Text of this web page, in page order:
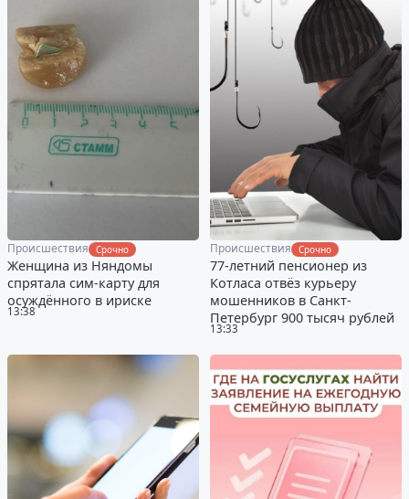
13:38
Происшествия Срочно
Женщина из Няндомы
спрятала сим-карту для
осуждённого в ириске
13:33
Происшествия Срочно
77-летний пенсионер из
Котласа отвёз курьеру
мошенников в Санкт-
Петербург 900 тысяч рублей